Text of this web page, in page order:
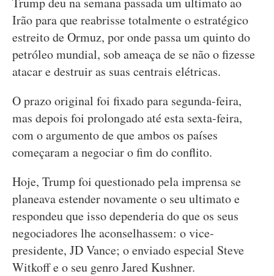
Irão para que reabrisse totalmente o estratégico
estreito de Ormuz, por onde passa um quinto do
petróleo mundial, sob ameaça de se não o fizesse
atacar e destruir as suas centrais elétricas.
O prazo original foi fixado para segunda-feira,
mas depois foi prolongado até esta sexta-feira,
com o argumento de que ambos os países
começaram a negociar o fim do conflito.
Hoje, Trump foi questionado pela imprensa se
planeava estender novamente o seu ultimato e
respondeu que isso dependeria do que os seus
negociadores lhe aconselhassem: o vice-
presidente, JD Vance; o enviado especial Steve
Witkoff e o seu genro Jared Kushner.